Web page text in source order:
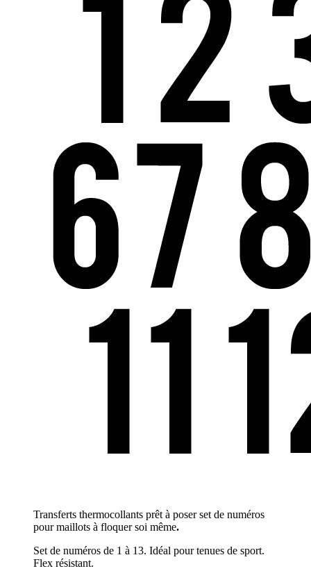
Transferts thermocollants prêt à poser set de numéros
pour maillots à floquer soi même.
Set de numéros de 1 à 13. Idéal pour tenues de sport.
Flex résistant.